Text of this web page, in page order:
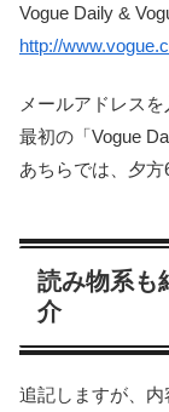
Vogue Daily &
http://
メールアドレス
最初の「Vogue
あちらでは、夕方
読み物系も
介
追記しますが、